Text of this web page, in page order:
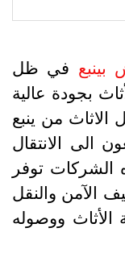
في ظل
بجودة عالية
من ينبع
الانتقال
توفر
والنقل
ووصوله